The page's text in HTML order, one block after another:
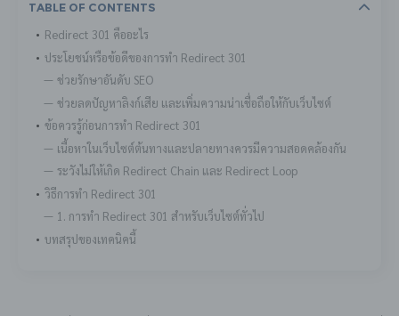
Table Of Contents
Redirect 301 คืออะไร
ประโยชน์หรือข้อดีของการทำ Redirect 301
ช่วยรักษาอันดับ SEO
ช่วยลดปัญหาลิงก์เสีย และเพิ่มความน่าเชื่อถือให้กับเว็บไซต์
ข้อควรรู้ก่อนการทำ Redirect 301
เนื้อหาในเว็บไซต์ต้นทางและปลายทางควรมีความสอดคล้องกัน
ระวังไม่ให้เกิด Redirect Chain และ Redirect Loop
วิธีการทำ Redirect 301
1. การทำ Redirect 301 สำหรับเว็บไซต์ทั่วไป
บทสรุปของเทคนิคนี้